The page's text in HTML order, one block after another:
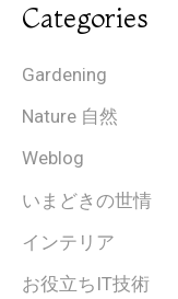
Categories
Gardening
Nature 自然
Weblog
いまどきの世情
インテリア
お役立ちIT技術